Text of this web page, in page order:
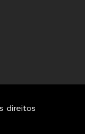
direitos